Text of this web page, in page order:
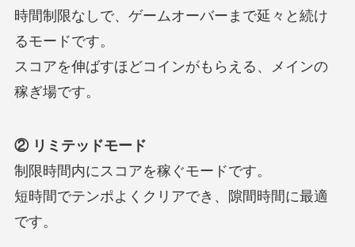
時間制限なしで、ゲームオーバーまで延々と続け
るモードです。
スコアを伸ばすほどコインがもらえる、メインの
稼ぎ場です。
② リミテッドモード
制限時間内にスコアを稼ぐモードです。
短時間でテンポよくクリアでき、隙間時間に最適
です。